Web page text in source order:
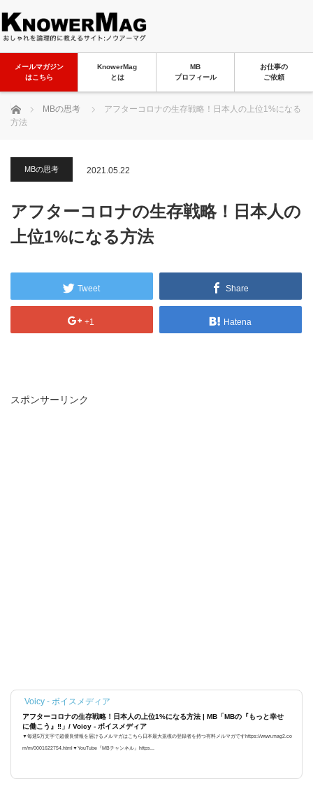
メールマガジン
はこちら
KnowerMag
とは
MB
プロフィール
お仕事の
ご依頼
ホーム MBの思考
アフターコロナの生存戦略！日本人の上位1%になる
方法
MBの思考 2021.05.22
アフターコロナの生存戦略！日本人の
上位1%になる方法
Tweet Share
+1 Hatena
スポンサーリンク
Voicy - ボイスメディア
アフターコロナの生存戦略！日本人の上位1%になる方法 | MB「MBの『もっと幸せ
に働こう』‼️」/ Voicy - ボイスメディア
▼毎週5万文字で超優良情報を届けるメルマガはこちら日本最大規模の登録者を持つ有料メルマガですhttps://www.mag2.co
m/m/0001622754.html▼YouTube『MBチャンネル』https...